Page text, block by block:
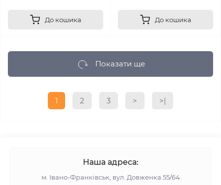
До кошика До кошика
Показати ще
1 2 3 > >|
Наша адреса:
м. Івано-Франківськ, вул. Довженка 55/64